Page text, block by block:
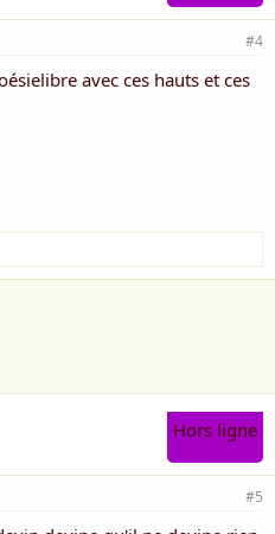
#4
avec ces hauts et ces
Hors ligne
#5